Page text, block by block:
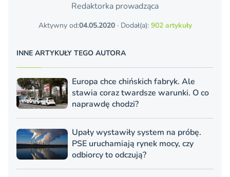
Redaktorka prowadząca
Aktywny od:04.05.2020· Dodał(a): 902 artykuły
INNE ARTYKUŁY TEGO AUTORA
Europa chce chińskich fabryk. Ale
stawia coraz twardsze warunki. O co
naprawdę chodzi?
Upały wystawiły system na próbę.
PSE uruchamiają rynek mocy, czy
odbiorcy to odczują?